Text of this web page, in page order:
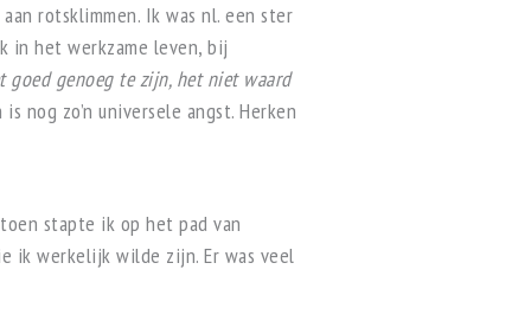
rotsklimmen. Ik was nl. een ster
in het werkzame leven, bij
goed genoeg te zijn, het niet waard
nog zo’n universele angst. Herken
stapte ik op het pad van
ik werkelijk wilde zijn. Er was veel